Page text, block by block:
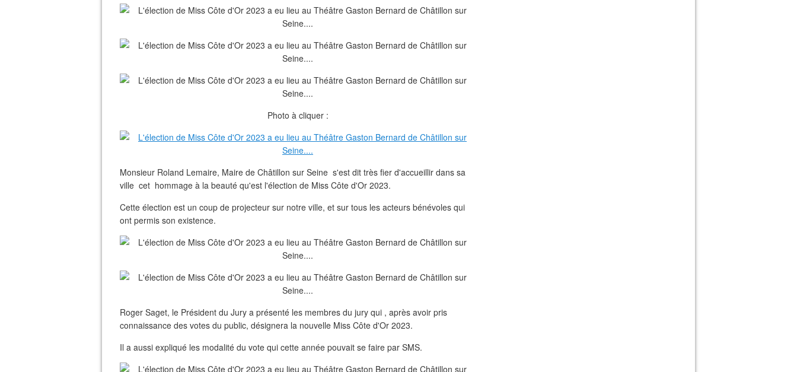
Photo à cliquer :
Monsieur Roland Lemaire, Maire de Châtillon sur Seine s'est dit très fier d'accueillir dans sa
ville cet hommage à la beauté qu'est l'élection de Miss Côte d'Or 2023.
Cette élection est un coup de projecteur sur notre ville, et sur tous les acteurs bénévoles qui
ont permis son existence.
Roger Saget, le Président du Jury a présenté les membres du jury qui , après avoir pris
connaissance des votes du public, désignera la nouvelle Miss Côte d'Or 2023.
Il a aussi expliqué les modalité du vote qui cette année pouvait se faire par SMS.